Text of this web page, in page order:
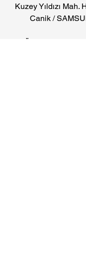
Kuzey Yıldızı Mah.
Canik /
• Ürünlerin